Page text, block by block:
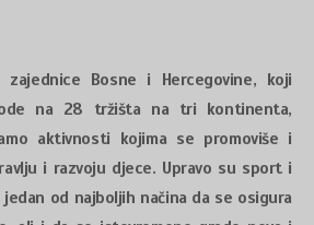
zajednice Bosne i Hercegovine, koji
na 28 tržišta na tri kontinenta,
aktivnosti kojima se promoviše i
i razvoju djece. Upravo su sport i
od najboljih načina da se osigura